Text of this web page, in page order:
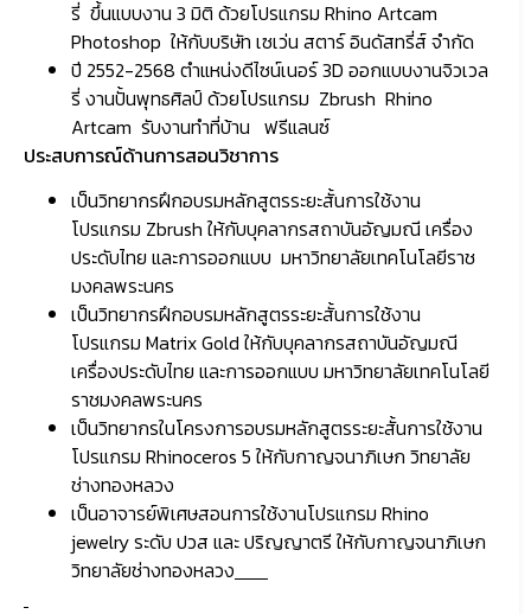
รี่ ขึ้นแบบงาน 3 มิติ ด้วยโปรแกรม Rhino Artcam
Photoshop ให้กับบริษัท เซเว่น สตาร์ อินดัสทรี่ส์ จำกัด
ปี 2552-2568 ตำแหน่งดีไซน์เนอร์ 3D ออกแบบงานจิวเวล
รี่ งานปั้นพุทธศิลป์ ด้วยโปรแกรม Zbrush Rhino
Artcam รับงานทำที่บ้าน ฟรีแลนซ์
ประสบการณ์ด้านการสอนวิชาการ
เป็นวิทยากรฝึกอบรมหลักสูตรระยะสั้นการใช้งาน
โปรแกรม Zbrush ให้กับบุคลากรสถาบันอัญมณี เครื่อง
ประดับไทย และการออกแบบ มหาวิทยาลัยเทคโนโลยีราช
มงคลพระนคร
เป็นวิทยากรฝึกอบรมหลักสูตรระยะสั้นการใช้งาน
โปรแกรม Matrix Gold ให้กับบุคลากรสถาบันอัญมณี
เครื่องประดับไทย และการออกแบบ มหาวิทยาลัยเทคโนโลยี
ราชมงคลพระนคร
เป็นวิทยากรในโครงการอบรมหลักสูตรระยะสั้นการใช้งาน
โปรแกรม Rhinoceros 5 ให้กับกาญจนาภิเษก วิทยาลัย
ช่างทองหลวง
เป็นอาจารย์พิเศษสอนการใช้งานโปรแกรม Rhino
jewelry ระดับ ปวส และ ปริญญาตรี ให้กับกาญจนาภิเษก
วิทยาลัยช่างทองหลวง